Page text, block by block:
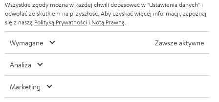
GŁOŚNIKI
ULTIMA
SŁUCHAWKI DOUSZNE
FANSHOP
NOWOŚCI
TEUFEL STORY
FRANCJA
POLSKA
WŁOCHY
Zmiany techniczne, literówki i pomyłki zastrzeżone. Akcesoria pokazane na
zdjęciach nie wchodzą w zakres dostawy. Ewentualne opłaty za utylizację
Wszystkie zgody można w każdej chwili dopasować w "Ustawienia danych" i
odwołać ze skutkiem na przyszłość. Aby uzyskać więcej informacji, zapoznaj
się z naszą Polityką Prywatności i Notą Prawną
Wymagane Zawsze aktywne
Analiza
Marketing